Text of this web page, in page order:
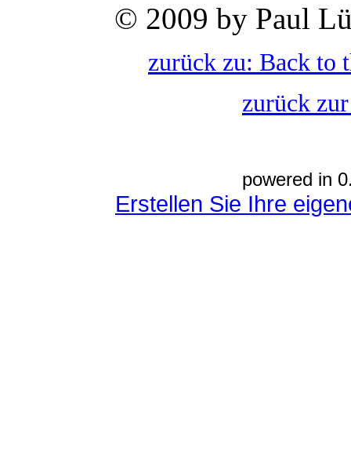
© 2009 by Paul
zurück zu: Back to
zurück
powered in
Erstellen Sie Ihre